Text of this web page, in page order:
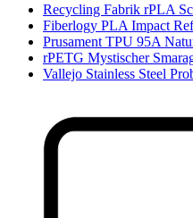
Recycling Fabrik rPLA
Fiberlogy PLA Impact
Prusament TPU 95A
rPETG Mystischer
Vallejo Stainless Steel